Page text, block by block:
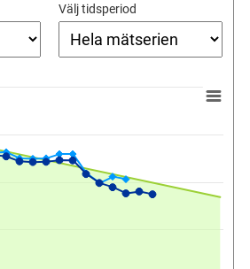
Välj tidsperiod